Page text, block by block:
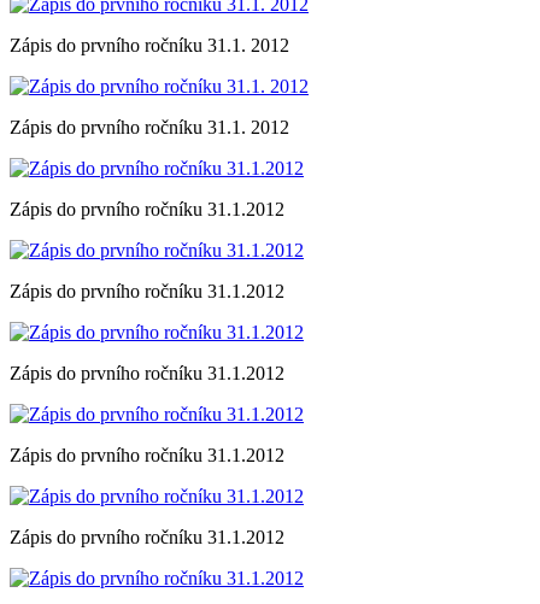
Zápis do prvního ročníku 31.1. 2012
Zápis do prvního ročníku 31.1. 2012
Zápis do prvního ročníku 31.1.2012
Zápis do prvního ročníku 31.1.2012
Zápis do prvního ročníku 31.1.2012
Zápis do prvního ročníku 31.1.2012
Zápis do prvního ročníku 31.1.2012